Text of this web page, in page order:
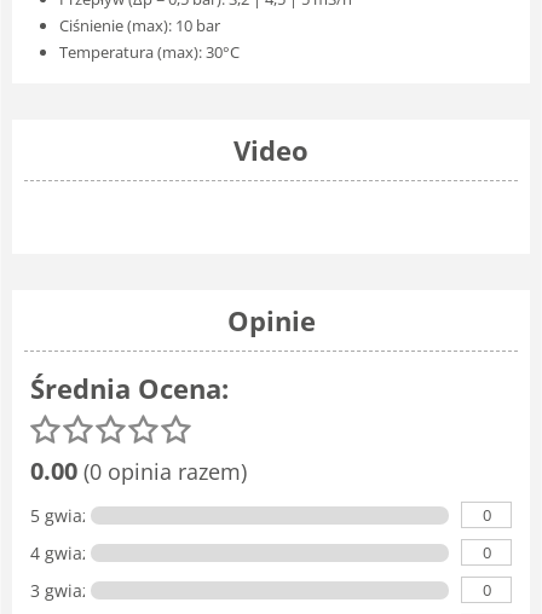
Ciśnienie (max): 10 bar
Temperatura (max): 30°C
Video
Opinie
Średnia Ocena:
0.00 (0 opinia razem)
5 gwiazdka 0
4 gwiazdki 0
3 gwiazdki 0